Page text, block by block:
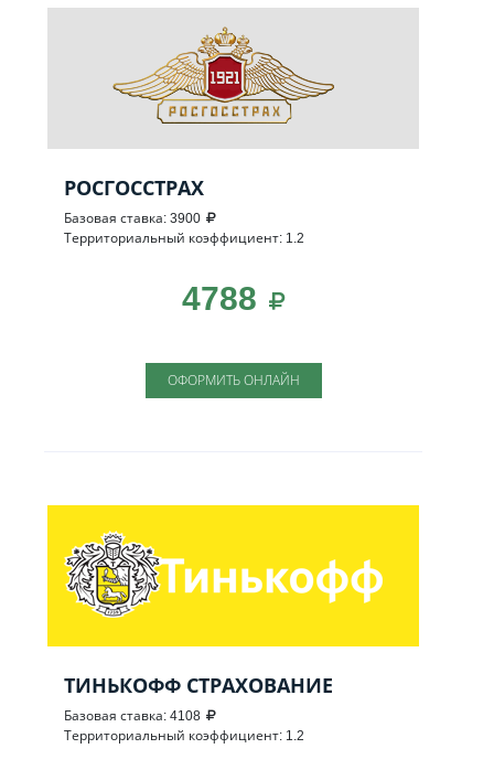
РОСГОССТРАХ
Базовая ставка: 3900
Территориальный коэффициент: 1.2
4788
ОФОРМИТЬ ОНЛАЙН
ТИНЬКОФФ СТРАХОВАНИЕ
Базовая ставка: 4108
Территориальный коэффициент: 1.2